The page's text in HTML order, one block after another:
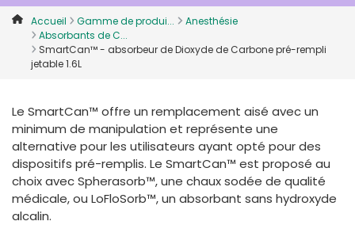
Denmark
Deutschland
Sweden
International English
Accueil Gamme de produi...
Anesthésie
Absorbants de C...
SmartCan™ - absorbeur de Dioxyde de Carbone pré-rempli
jetable 1.6L
Le SmartCan™ offre un remplacement aisé avec un
minimum de manipulation et représente une
alternative pour les utilisateurs ayant opté pour des
dispositifs pré-remplis. Le SmartCan™ est proposé au
choix avec Spherasorb™, une chaux sodée de qualité
médicale, ou LoFloSorb™, un absorbant sans hydroxyde
alcalin.